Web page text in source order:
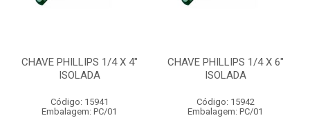
CHAVE PHILLIPS 1/4 X 4"
ISOLADA
Código: 15941
Embalagem: PC/01
CHAVE PHILLIPS 1/4 X 6"
ISOLADA
Código: 15942
Embalagem: PC/01